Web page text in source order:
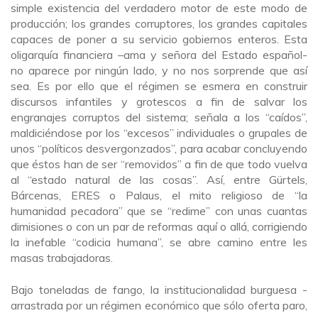
simple existencia del verdadero motor de este modo de
producción; los grandes corruptores, los grandes capitales
capaces de poner a su servicio gobiernos enteros. Esta
oligarquía financiera –ama y señora del Estado español-
no aparece por ningún lado, y no nos sorprende que así
sea. Es por ello que el régimen se esmera en construir
discursos infantiles y grotescos a fin de salvar los
engranajes corruptos del sistema; señala a los “caídos”,
maldiciéndose por los “excesos” individuales o grupales de
unos “políticos desvergonzados”, para acabar concluyendo
que éstos han de ser “removidos” a fin de que todo vuelva
al “estado natural de las cosas”. Así, entre Gürtels,
Bárcenas, ERES o Palaus, el mito religioso de “la
humanidad pecadora” que se “redime” con unas cuantas
dimisiones o con un par de reformas aquí o allá, corrigiendo
la inefable “codicia humana”, se abre camino entre les
masas trabajadoras.
Bajo toneladas de fango, la institucionalidad burguesa -
arrastrada por un régimen económico que sólo oferta paro,